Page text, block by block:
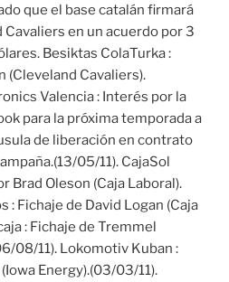
que el base catalán firmará
en un acuerdo por 3
Besiktas ColaTurka :
(Cleveland Cavaliers).
Valencia : Interés por la
para la próxima temporada a
de liberación en contrato
05/11). CajaSol
Brad Oleson (Caja Laboral).
: Fichaje de David Logan (Caja
: Fichaje de Tremmel
08/11). Lokomotiv Kuban :
Energy).(03/03/11).